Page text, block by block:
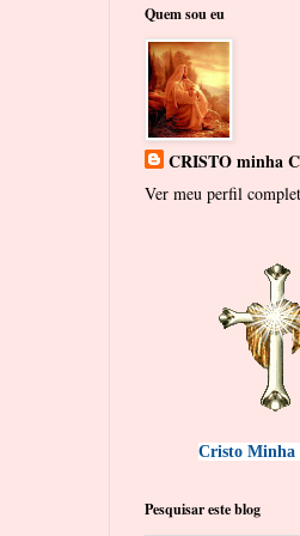
Quem sou eu
CRISTO minha
Ver meu perfil
Cristo Minha
Pesquisar este blog